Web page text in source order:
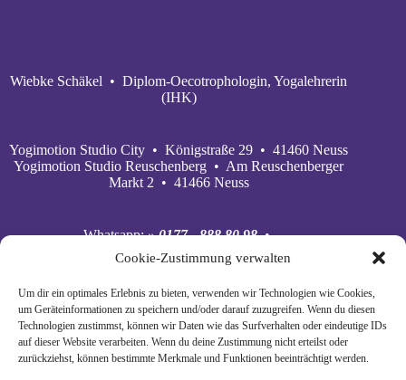
Cookie-Zustimmung verwalten
Um dir ein optimales Erlebnis zu bieten, verwenden wir Technologien wie Cookies,
um Geräteinformationen zu speichern und/oder darauf zuzugreifen. Wenn du diesen
Technologien zustimmst, können wir Daten wie das Surfverhalten oder eindeutige IDs
auf dieser Website verarbeiten. Wenn du deine Zustimmung nicht erteilst oder
zurückziehst, können bestimmte Merkmale und Funktionen beeinträchtigt werden.
Wiebke Schäkel • Diplom-Oecotrophologin, Yogalehrerin
(IHK)
Yogimotion Studio City • Königstraße 29 • 41460 Neuss
Yogimotion Studio Reuschenberg • Am Reuschenberger
Markt 2 • 41466 Neuss
Whatsapp:» 0177 - 888 80 98•
Mobil:
» 0177 - 888 80 98
E‑Mail:» wiebke@yogimotion.de•
Youtube:» yogimotion• XING:» Wiebke Schäkel